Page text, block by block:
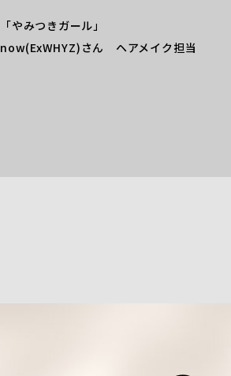
「やみつきガール」
now(ExWHYZ)さん ヘアメイク担当